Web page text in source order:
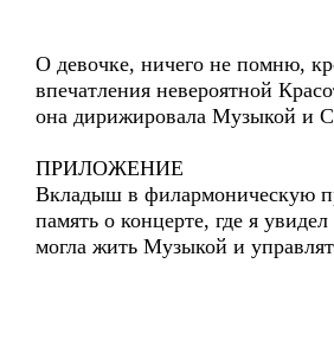
О девочке, ничего не помню,
впечатления невероятной
она дирижировала Музыкой и
ПРИЛОЖЕНИЕ
Вкладыш в филармоническую
память о концерте, где я
могла жить Музыкой и